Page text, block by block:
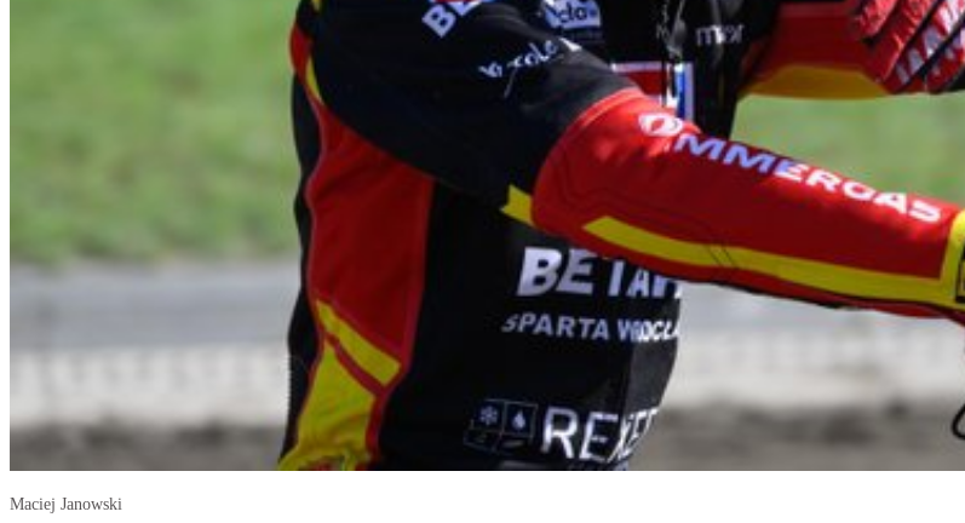
Maciej Janowski